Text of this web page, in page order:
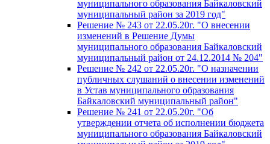
муниципального образования Байкаловский
муниципальный район за 2019 год"
Решение № 243 от 22.05.20г. "О внесении
изменений в Решение Думы
муниципального образования Байкаловский
муниципальный район от 24.12.2014 № 204"
Решение № 242 от 22.05.20г. "О назначении
публичных слушаний о внесении изменений
в Устав муниципального образования
Байкаловский муниципальный район"
Решение № 241 от 22.05.20г. "Об
утверждении отчета об исполнении бюджета
муниципального образования Байкаловский